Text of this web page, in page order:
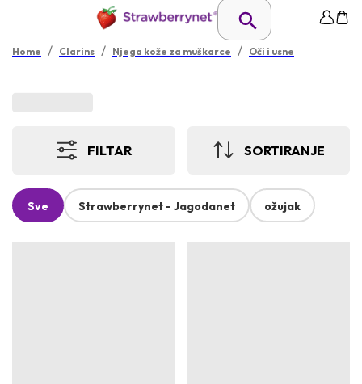
Home / Clarins / Njega kože za muškarce / Oči i usne
FILTAR SORTIRANJE
Sve Strawberrynet - Jagodanet ožujak